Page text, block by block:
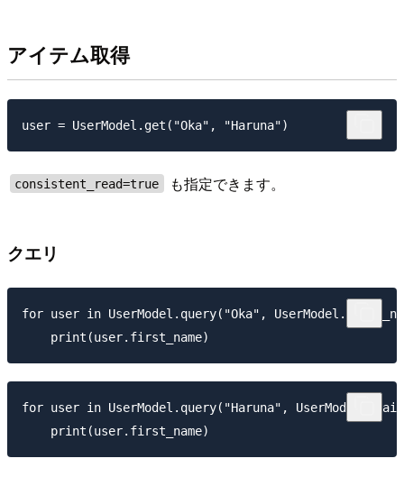
アイテム取得
consistent_read=true も指定できます。
クエリ
for user in UserModel.query("Oka",
for user in UserModel.query("Haruna",